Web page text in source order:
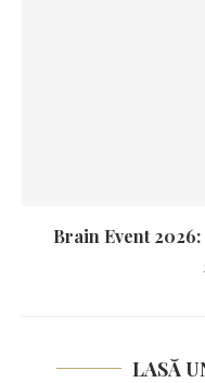
Brain Event
LASĂ